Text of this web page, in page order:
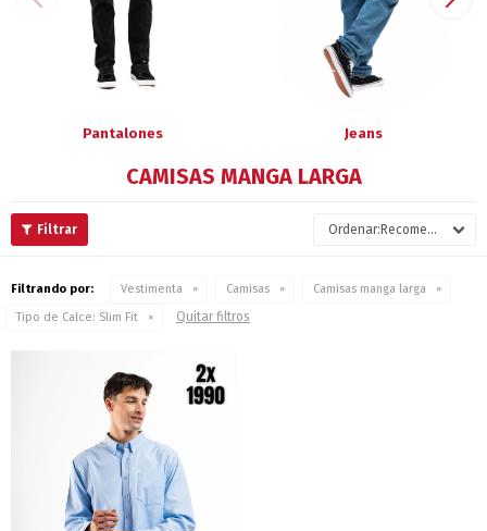
Pantalones Jeans
CAMISAS MANGA LARGA
Recomendados
Filtrando por: Vestimenta Camisas
Camisas manga larga
Tipo de Calce: Slim Fit Quitar filtros